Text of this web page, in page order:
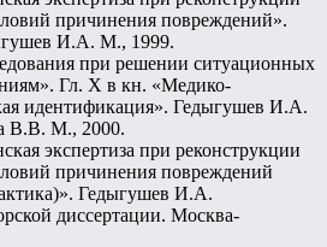
причинения повреждений».
И.А. М., 1999.
при решении ситуационных
Гл. X в кн. «Медико-
идентификация». Гедыгушев И.А.
В.В. М., 2000.
экспертиза при реконструкции
причинения повреждений
Гедыгушев И.А.
диссертации. Москва-